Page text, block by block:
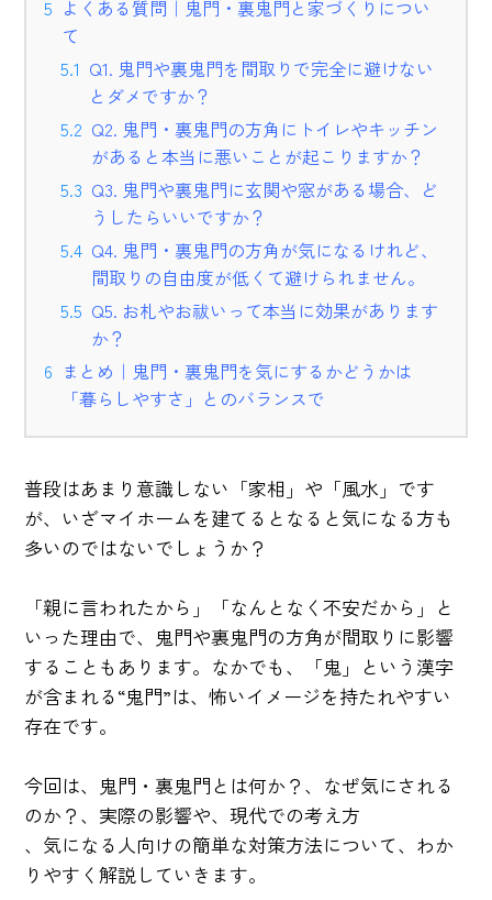
よくある質問｜鬼門・裏鬼門と家づくりについ
て
Q1. 鬼門や裏鬼門を間取りで完全に避けない
とダメですか？
Q2. 鬼門・裏鬼門の方角にトイレやキッチン
があると本当に悪いことが起こりますか？
Q3. 鬼門や裏鬼門に玄関や窓がある場合、ど
うしたらいいですか？
Q4. 鬼門・裏鬼門の方角が気になるけれど、
間取りの自由度が低くて避けられません。
Q5. お札やお祓いって本当に効果があります
か？
まとめ｜鬼門・裏鬼門を気にするかどうかは
「暮らしやすさ」とのバランスで
普段はあまり意識しない「家相」や「風水」です
が、いざマイホームを建てるとなると気になる方も
多いのではないでしょうか？
「親に言われたから」「なんとなく不安だから」と
いった理由で、鬼門や裏鬼門の方角が間取りに影響
することもあります。なかでも、「鬼」という漢字
が含まれる“鬼門”は、怖いイメージを持たれやすい
存在です。
今回は、鬼門・裏鬼門とは何か？、なぜ気にされる
のか？、実際の影響や、現代での考え方
、気になる人向けの簡単な対策方法について、わか
りやすく解説していきます。